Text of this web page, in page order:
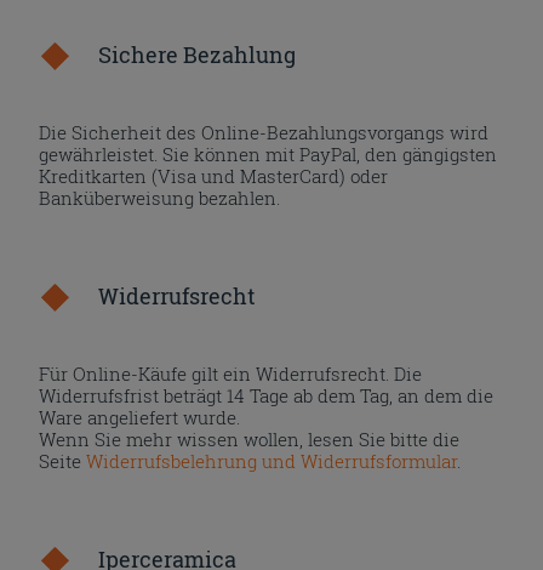
Sichere Bezahlung
Die Sicherheit des Online-Bezahlungsvorgangs wird
gewährleistet. Sie können mit PayPal, den gängigsten
Kreditkarten (Visa und MasterCard) oder
Banküberweisung bezahlen.
Widerrufsrecht
Für Online-Käufe gilt ein Widerrufsrecht. Die
Widerrufsfrist beträgt 14 Tage ab dem Tag, an dem die
Ware angeliefert wurde.
Wenn Sie mehr wissen wollen, lesen Sie bitte die
SeiteWiderrufsbelehrung und Widerrufsformular.
Iperceramica